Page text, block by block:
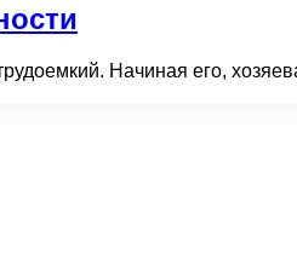
Начиная его,